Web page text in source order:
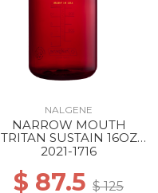
30% Off
30% Off
NALGENE
NARROW MOUTH
TRITAN SUSTAIN 16OZ
LAKER
2021-1716
$ 87.5 $ 125